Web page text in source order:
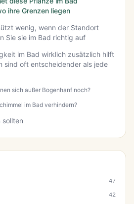
ihre Grenzen liegen
wenig, wenn der Standort
Sie sie im Bad richtig auf
im Bad wirklich zusätzlich hilft
sind oft entscheidender als jede
sich außer Bogenhanf noch?
im Bad verhindern?
sollten
47
42